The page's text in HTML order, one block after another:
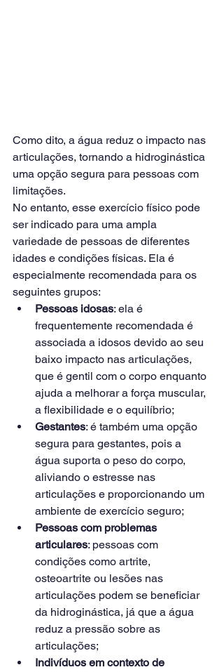
Como dito, a água reduz o impacto nas
articulações, tornando a hidroginástica
uma opção segura para pessoas com
limitações.
No entanto, esse exercício físico pode
ser indicado para uma ampla
variedade de pessoas de diferentes
idades e condições físicas. Ela é
especialmente recomendada para os
seguintes grupos:
Pessoas idosas: ela é
frequentemente recomendada é
associada a idosos devido ao seu
baixo impacto nas articulações,
que é gentil com o corpo enquanto
ajuda a melhorar a força muscular,
a flexibilidade e o equilíbrio;
Gestantes: é também uma opção
segura para gestantes, pois a
água suporta o peso do corpo,
aliviando o estresse nas
articulações e proporcionando um
ambiente de exercício seguro;
Pessoas com problemas
articulares: pessoas com
condições como artrite,
osteoartrite ou lesões nas
articulações podem se beneficiar
da hidroginástica, já que a água
reduz a pressão sobre as
articulações;
Indivíduos em contexto de